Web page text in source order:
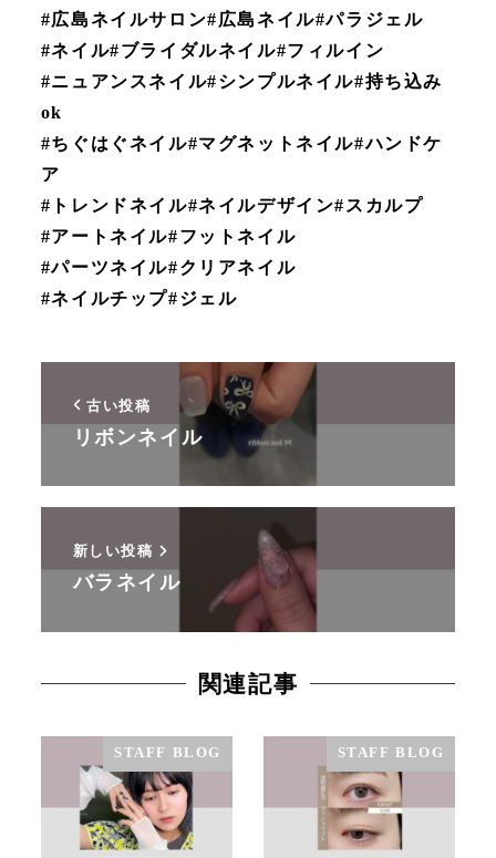
#広島ネイルサロン#広島ネイル#パラジェル
#ネイル#ブライダルネイル#フィルイン
#ニュアンスネイル#シンプルネイル#持ち込み
ok
#ちぐはぐネイル#マグネットネイル#ハンドケ
ア
#トレンドネイル#ネイルデザイン#スカルプ
#アートネイル#フットネイル
#パーツネイル#クリアネイル
#ネイルチップ#ジェル
古い投稿
リボンネイル
新しい投稿
バラネイル
関連記事
STAFF BLOG STAFF BLOG